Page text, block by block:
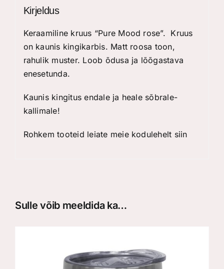
Kirjeldus
Keraamiline kruus “Pure Mood rose”. Kruus
on kaunis kingikarbis. Matt roosa toon,
rahulik muster. Loob õdusa ja lõõgastava
enesetunda.
Kaunis kingitus endale ja heale sõbrale-
kallimale!
Rohkem tooteid leiate meie kodulehelt siin
Sulle võib meeldida ka…